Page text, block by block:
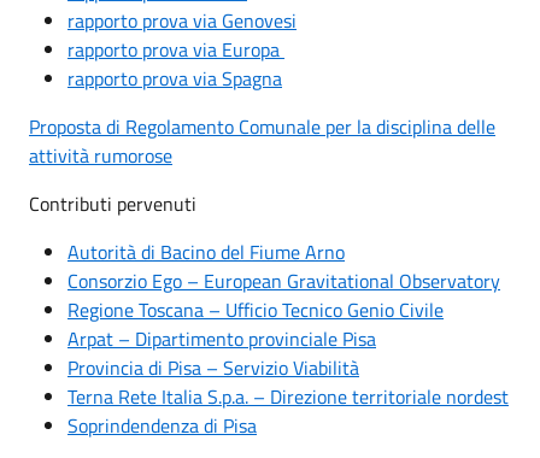
rapporto prova via Genovesi
rapporto prova via Europa
rapporto prova via Spagna
Proposta di Regolamento Comunale per la disciplina delle
attività rumorose
Contributi pervenuti
Autorità di Bacino del Fiume Arno
Consorzio Ego – European Gravitational Observatory
Regione Toscana – Ufficio Tecnico Genio Civile
Arpat – Dipartimento provinciale Pisa
Provincia di Pisa – Servizio Viabilità
Terna Rete Italia S.p.a. – Direzione territoriale nordest
Soprindendenza di Pisa